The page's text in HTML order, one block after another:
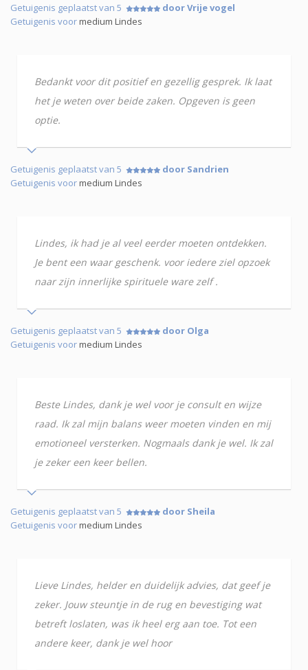
Getuigenis geplaatst van 5
door Vrije vogel
Getuigenis voormedium Lindes
Bedankt voor dit positief en gezellig gesprek. Ik laat
het je weten over beide zaken. Opgeven is geen
optie.
Getuigenis geplaatst van 5
door Sandrien
Getuigenis voormedium Lindes
Lindes, ik had je al veel eerder moeten ontdekken.
Je bent een waar geschenk. voor iedere ziel opzoek
naar zijn innerlijke spirituele ware zelf .
Getuigenis geplaatst van 5
door Olga
Getuigenis voormedium Lindes
Beste Lindes, dank je wel voor je consult en wijze
raad. Ik zal mijn balans weer moeten vinden en mij
emotioneel versterken. Nogmaals dank je wel. Ik zal
je zeker een keer bellen.
Getuigenis geplaatst van 5
door Sheila
Getuigenis voormedium Lindes
Lieve Lindes, helder en duidelijk advies, dat geef je
zeker. Jouw steuntje in de rug en bevestiging wat
betreft loslaten, was ik heel erg aan toe. Tot een
andere keer, dank je wel hoor